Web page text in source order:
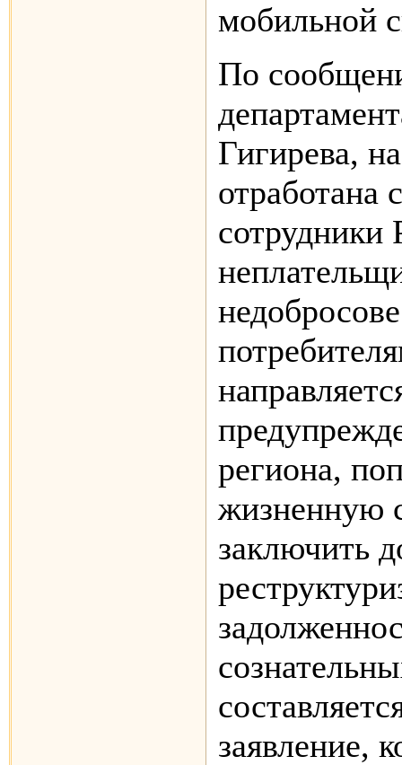
мобильной
По
Гигирева,
отработана
региона,
жизненную
заключить
заявление,